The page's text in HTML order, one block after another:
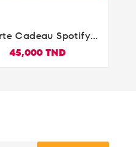

Cadeau Spotify
Premium 10€
45,000 TND